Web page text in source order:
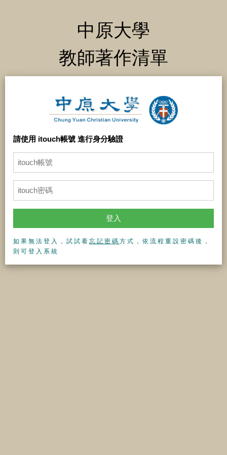
中原大學
教師著作清單
請使用 itouch帳號 進行身分驗證
登入
如果無法登入，試試看 忘記密碼 方式，依流程重設密碼後，
則可登入系統